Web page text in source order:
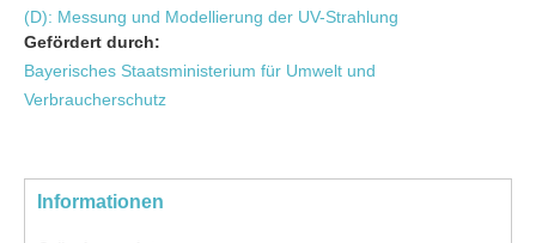
(D): Messung und Modellierung der UV-Strahlung
Gefördert durch:
Bayerisches Staatsministerium für Umwelt und
Verbraucherschutz
Informationen